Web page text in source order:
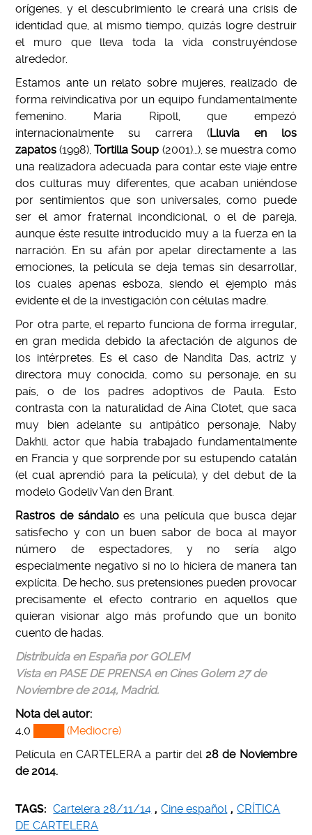
orígenes, y el descubrimiento le creará una crisis de
identidad que, al mismo tiempo, quizás logre destruir
el muro que lleva toda la vida construyéndose
alrededor.
Estamos ante un relato sobre mujeres, realizado de
forma reivindicativa por un equipo fundamentalmente
femenino. Maria Ripoll, que empezó
internacionalmente su carrera (Lluvia en los
zapatos (1998),Tortilla Soup (2001)…), se muestra como
una realizadora adecuada para contar este viaje entre
dos culturas muy diferentes, que acaban uniéndose
por sentimientos que son universales, como puede
ser el amor fraternal incondicional, o el de pareja,
aunque éste resulte introducido muy a la fuerza en la
narración. En su afán por apelar directamente a las
emociones, la película se deja temas sin desarrollar,
los cuales apenas esboza, siendo el ejemplo más
evidente el de la investigación con células madre.
Por otra parte, el reparto funciona de forma irregular,
en gran medida debido la afectación de algunos de
los intérpretes. Es el caso de Nandita Das, actriz y
directora muy conocida, como su personaje, en su
país, o de los padres adoptivos de Paula. Esto
contrasta con la naturalidad de Aina Clotet, que saca
muy bien adelante su antipático personaje, Naby
Dakhli, actor que había trabajado fundamentalmente
en Francia y que sorprende por su estupendo catalán
(el cual aprendió para la película), y del debut de la
modelo Godeliv Van den Brant.
Rastros de sándaloes una película que busca dejar
satisfecho y con un buen sabor de boca al mayor
número de espectadores, y no sería algo
especialmente negativo si no lo hiciera de manera tan
explícita. De hecho, sus pretensiones pueden provocar
precisamente el efecto contrario en aquellos que
quieran visionar algo más profundo que un bonito
cuento de hadas.
Distribuida en España por GOLEM
Vista en PASE DE PRENSA en Cines Golem 27 de
Noviembre de 2014, Madrid.
Nota del autor:
4,0
████ (Mediocre)
Película en CARTELERA a partir del28 de Noviembre
de 2014.
TAGS: Cartelera 28/11/14 , Cine español , CRÍTICA
DE CARTELERA